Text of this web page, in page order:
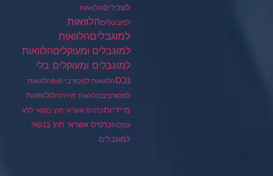
לשכיריםהלוואות
למובטליםהלוואות
למוגבליםהלוואות
למוגבלים ומעוקליםהלוואות
למוגבלים ומעוקלים בלי
נכסהלוואות למסורבי bdi
הלוואות
למסורביםהלוואות מהירותהלוואות
מיידיותכרטיס אשראי חוץ בנקאי ללא
עמלותכרטיס אשראי חוץ בנקאי
למוגבלים